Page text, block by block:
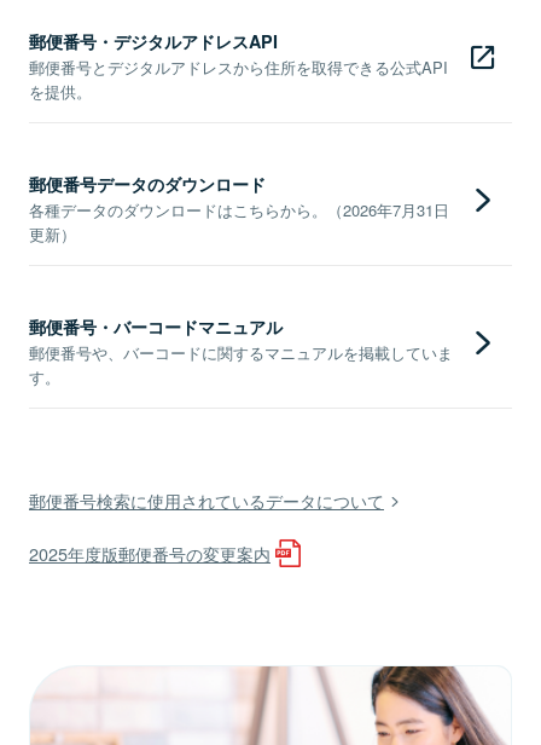
郵便番号・デジタルアドレスAPI
郵便番号とデジタルアドレスから住所を取得できる公式API
を提供。
郵便番号データのダウンロード
各種データのダウンロードはこちらから。（2026年7月31日
更新）
郵便番号・バーコードマニュアル
郵便番号や、バーコードに関するマニュアルを掲載していま
す。
郵便番号検索に使用されているデータについて
2025年度版郵便番号の変更案内